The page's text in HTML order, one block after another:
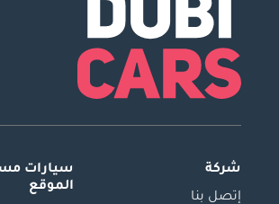
شركة
إتصل بنا
سيارات
الموقع